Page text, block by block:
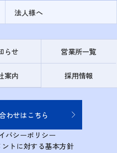
法人様へ
らせ 営業所一覧
案内 採用情報
わせはこちら
バシーポリシー
トに対する基本方針